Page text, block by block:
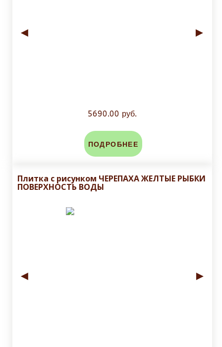
◄ ►
5690.00 руб.
ПОДРОБНЕЕ
Плитка с рисунком ЧЕРЕПАХА ЖЕЛТЫЕ РЫБКИ
ПОВЕРХНОСТЬ ВОДЫ
◄ ►